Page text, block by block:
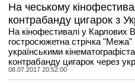
На чеському
контрабанду цигарок з
На кінофестивалі у Карлових
гостросюжетна стрічка
українськими
контрабанду цигарок через
08.07.2017 20:52:00